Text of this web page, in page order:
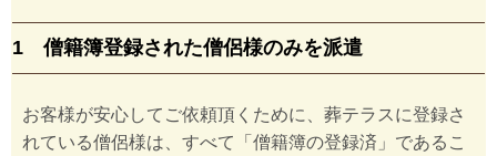
1 僧籍簿登録された僧侶様のみを派遣
お客様が安心してご依頼頂くために、葬テラスに登録さ
れている僧侶様は、すべて「僧籍簿の登録済」であるこ